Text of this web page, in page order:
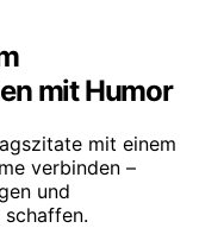
mit Humor
mit einem
verbinden –
und
schaffen.